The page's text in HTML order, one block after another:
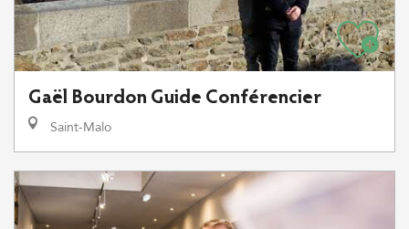
Gaël Bourdon Guide Conférencier
Saint-Malo